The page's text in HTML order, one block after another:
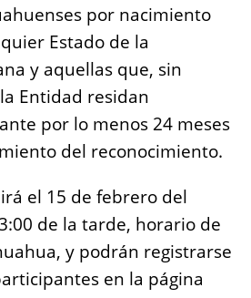
por nacimiento
Estado de la
y aquellas que, sin
Entidad residan
por lo menos 24 meses
del reconocimiento.
el 15 de febrero del
de la tarde, horario de
y podrán registrarse
en la página